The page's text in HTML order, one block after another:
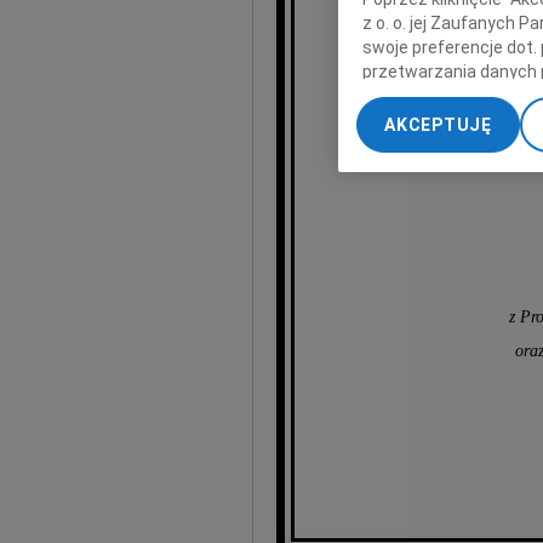
z
z o. o. jej Zaufanych
swoje preferencje dot.
przetwarzania danych
„Ustawienia
My, nasi Zaufani
dokładnych danych
Przechowywanie
treści, badnie
AKCEPTUJĘ